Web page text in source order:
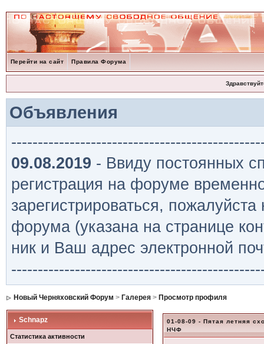
Перейти на сайт Правила Форума
Объявления
09.08.2019 - Ввиду постоянных
регистрация на форуме
зарегистрироваться,
форума (указана на странице
ник и Ваш адрес электронной
Новый Черняховский Форум > Галерея> Просмотр профиля
Schnapz
Статистика активности
01-08-09 - Пятая летняя
НЧФ